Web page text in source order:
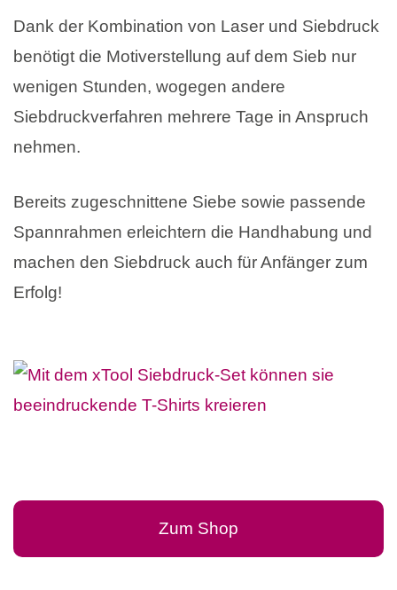
Dank der Kombination von Laser und Siebdruck
benötigt die Motiverstellung auf dem Sieb nur
wenigen Stunden, wogegen andere
Siebdruckverfahren mehrere Tage in Anspruch
nehmen.
Bereits zugeschnittene Siebe sowie passende
Spannrahmen erleichtern die Handhabung und
machen den Siebdruck auch für Anfänger zum
Erfolg!
Zum Shop